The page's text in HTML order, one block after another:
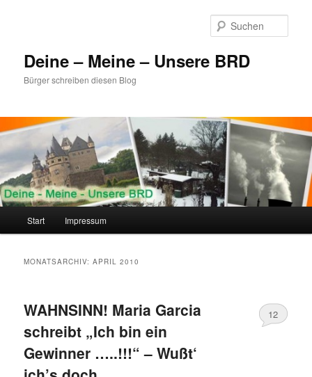
Deine – Meine – Unsere BRD
Bürger schreiben diesen Blog
Start Impressum
MONATSARCHIV:APRIL 2010
WAHNSINN! Maria Garcia
schreibt „Ich bin ein
Gewinner …..!!!“ – Wußt‘
12